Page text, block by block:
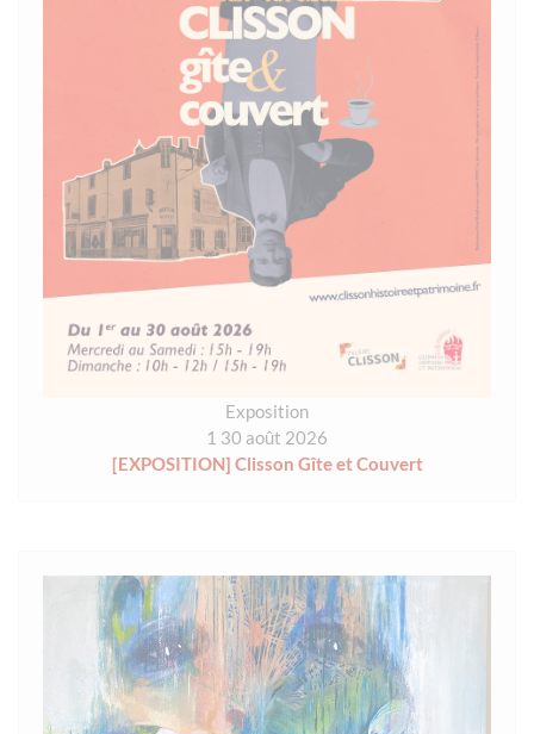
Exposition
1 30 août 2026
[EXPOSITION] Clisson Gîte et Couvert